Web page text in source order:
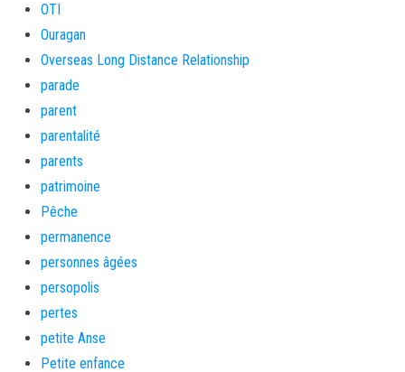
OTI
Ouragan
Overseas Long Distance Relationship
parade
parent
parentalité
parents
patrimoine
Pêche
permanence
personnes âgées
persopolis
pertes
petite Anse
Petite enfance